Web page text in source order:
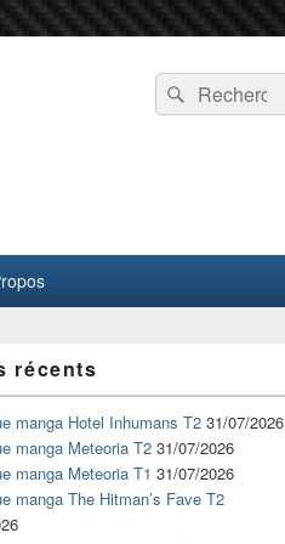
Recherche :
Rechercher
récents
manga Hotel Inhumans T2 31/07/2026
manga Meteoria T2 31/07/2026
manga Meteoria T1 31/07/2026
manga The Hitman’s Fave T2